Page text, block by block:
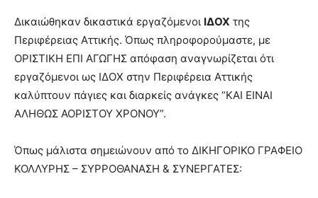
lesbians
very
cam
show.desi
xxx
brandi
you
Δικαιώθηκαν δικαστικά εργαζόμενοι ΙΔΟΧ της
Περιφέρειας Αττικής. Όπως πληροφορούμαστε, με
ΟΡΙΣΤΙΚΗ ΕΠΙ ΑΓΩΓΗΣ απόφαση αναγνωρίζεται ότι
εργαζόμενοι ως ΙΔΟΧ στην Περιφέρεια Αττικής
καλύπτουν πάγιες και διαρκείς ανάγκες “ΚΑΙ ΕΙΝΑΙ
ΑΛΗΘΩΣ ΑΟΡΙΣΤΟΥ ΧΡΟΝΟΥ”.
Όπως μάλιστα σημειώνουν από το ΔΙΚΗΓΟΡΙΚΟ ΓΡΑΦΕΙΟ
ΚΟΛΛΥΡΗΣ – ΣΥΡΡΟΘΑΝΑΣΗ & ΣΥΝΕΡΓΑΤΕΣ: